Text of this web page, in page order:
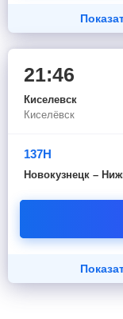
21:46
Киселевск
Киселёвск
137Н
Новокузнецк –